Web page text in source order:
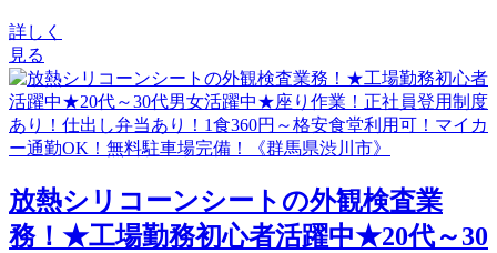
詳しく
見る
放熱シリコーンシートの外観検査業
務！★工場勤務初心者活躍中★20代～30